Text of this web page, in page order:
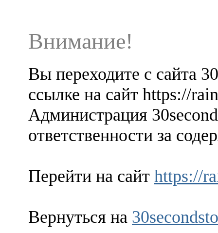
Внимание!
Вы переходите с сайта
ссылке на сайт https://
Администрация
ответственности за
Перейти на сайт https://
Вернуться на